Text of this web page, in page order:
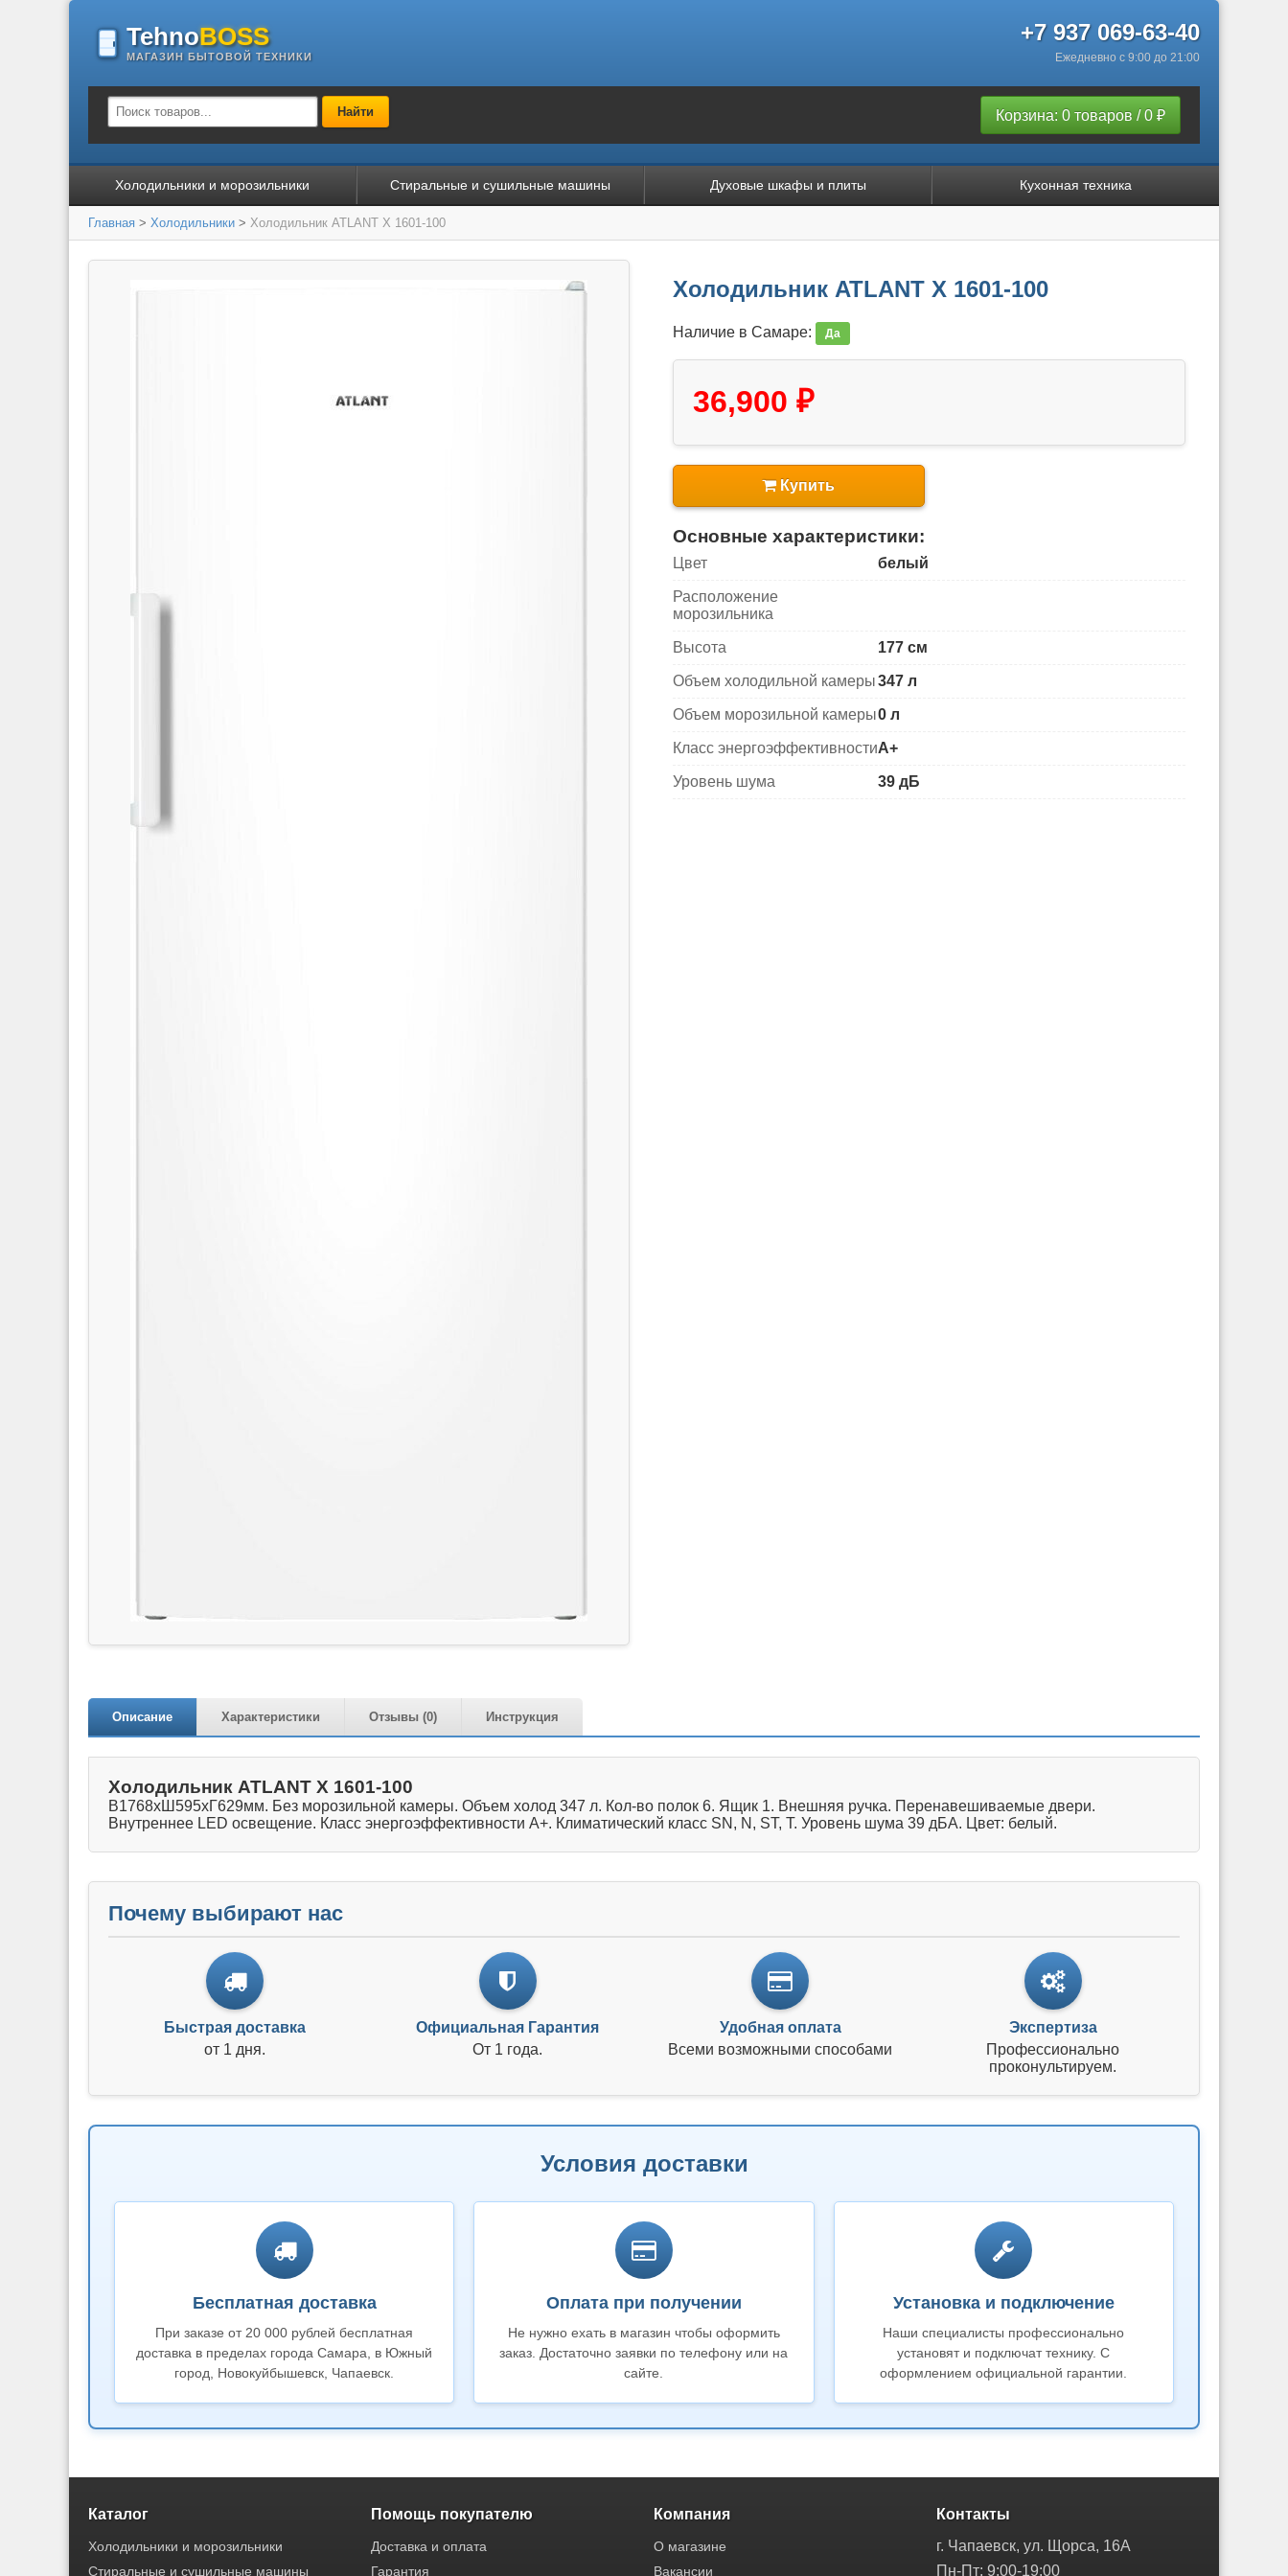
TehnoBOSS
МАГАЗИН БЫТОВОЙ ТЕХНИКИ
+7 937 069-63-40
Ежедневно с 9:00 до 21:00
Найти Корзина: 0 товаров / 0 ₽
Холодильники и морозильники Стиральные и сушильные машины Духовые шкафы и плиты Кухонная техника
Главная > Холодильники > Холодильник ATLANT Х 1601-100
Холодильник ATLANT Х 1601-100
Наличие в Самаре: Да
36,900 ₽
Купить
Основные характеристики:
Цвет белый
Расположение
морозильника
Высота 177 см
Объем холодильной камеры347 л
Объем морозильной камеры0 л
Класс энергоэффективностиA+
Уровень шума 39 дБ
Описание Характеристики Отзывы (0) Инструкция
Холодильник ATLANT Х 1601-100
В1768хШ595хГ629мм. Без морозильной камеры. Объем холод 347 л. Кол-во полок 6. Ящик 1. Внешняя ручка. Перенавешиваемые двери.
Внутреннее LED освещение. Класс энергоэффективности A+. Климатический класс SN, N, ST, T. Уровень шума 39 дБА. Цвет: белый.
Почему выбирают нас
Быстрая доставка
от 1 дня.
Официальная Гарантия
От 1 года.
Удобная оплата
Всеми возможными способами
Экспертиза
Профессионально
проконультируем.
Условия доставки
Бесплатная доставка
При заказе от 20 000 рублей бесплатная
доставка в пределах города Самара, в Южный
город, Новокуйбышевск, Чапаевск.
Оплата при получении
Не нужно ехать в магазин чтобы оформить
заказ. Достаточно заявки по телефону или на
сайте.
Установка и подключение
Наши специалисты профессионально
установят и подключат технику. С
оформлением официальной гарантии.
Каталог
Холодильники и морозильники
Стиральные и сушильные машины
Помощь покупателю
Доставка и оплата
Гарантия
Компания
О магазине
Вакансии
Контакты
г. Чапаевск, ул. Щорса, 16А
Пн-Пт: 9:00-19:00